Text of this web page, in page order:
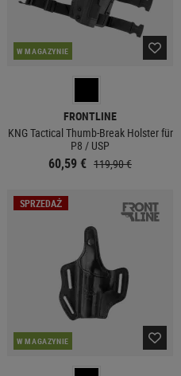
W MAGAZYNIE
FRONTLINE
KNG Tactical Thumb-Break Holster für
P8 / USP
60,59 € 119,90 €
SPRZEDAŻ
W MAGAZYNIE